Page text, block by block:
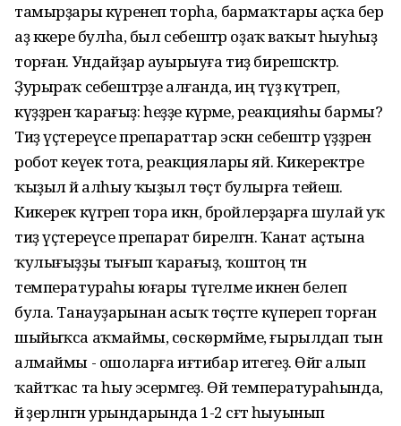
тамырҙары күренеп торһа, бармаҡтары аҫҡа бер
аҙ кәкере булһа, был себештәр оҙаҡ ваҡыт һыуһыҙ
торған. Ундайҙар ауырыуға тиҙ бирешәсәктәр.
Ҙурыраҡ себештәрҙе алғанда, иң тәүҙә күтәреп,
күҙҙәренә ҡарағыҙ: һеҙҙе күрәме, реакцияһы бармы?
Тиҙ үҫтереүсе препараттар эскән себештәр үҙҙәрен
робот кеүек тота, реакциялары яй. Кикеректәре
ҡыҙыл йә алһыу ҡыҙыл төҫтә булырға тейеш.
Кикерек күгәреп тора икән, бройлерҙарға шулай уҡ
тиҙ үҫтереүсе препарат бирелгән. Ҡанат аҫтына
ҡулығыҙҙы тығып ҡарағыҙ, ҡоштоң тән
температураһы юғары түгелме икәнен белеп
була. Танауҙарынан асыҡ төҫтәге күпереп торған
шыйыҡса аҡмаймы, сөскөрмәйме, ғырылдап тын
алмаймы - ошоларға иғтибар итегеҙ. Өйгә алып
ҡайтҡас та һыу эсермәгеҙ. Өй температураһында,
йә әҙерләнгән урындарында 1-2 сәғәт һыуынып